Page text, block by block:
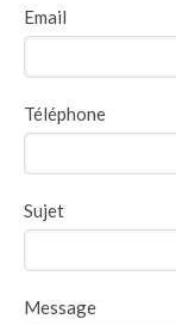
Email
Téléphone
Sujet
Message